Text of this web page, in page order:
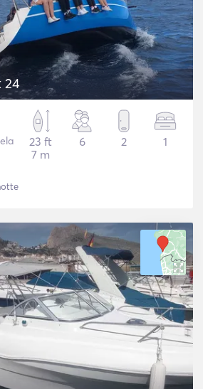
24
23 ft
7 m
6 2 1